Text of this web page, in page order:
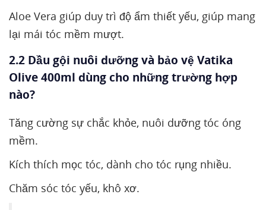
Aloe Vera giúp duy trì độ ẩm thiết yếu, giúp mang
lại mái tóc mềm mượt.
2.2 Dầu gội nuôi dưỡng và bảo vệ Vatika
Olive 400ml dùng cho những trường hợp
nào?
Tăng cường sự chắc khỏe, nuôi dưỡng tóc óng
mềm.
Kích thích mọc tóc, dành cho tóc rụng nhiều.
Chăm sóc tóc yếu, khô xơ.